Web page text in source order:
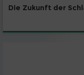
Die Zukunft der